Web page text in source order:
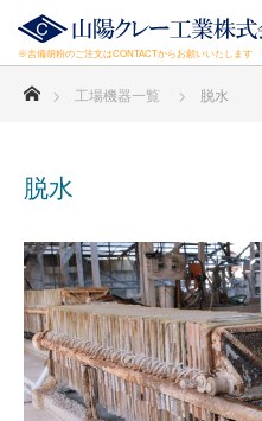
※吉備胡粉のご注文はCONTACTからお願いいたします
ホーム
工場機器一覧 脱水
脱水